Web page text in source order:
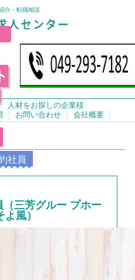
介・転職相談
人材をお探しの企業様
お問い合わせ 会社概要
社員
三芳グルー プホー
風）